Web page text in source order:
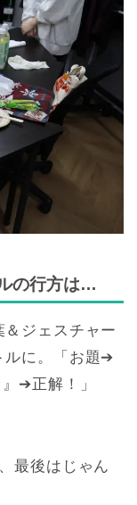
の行方は…
ジェスチャー
ルに。「お題➔
➔正解！」
最後はじゃん